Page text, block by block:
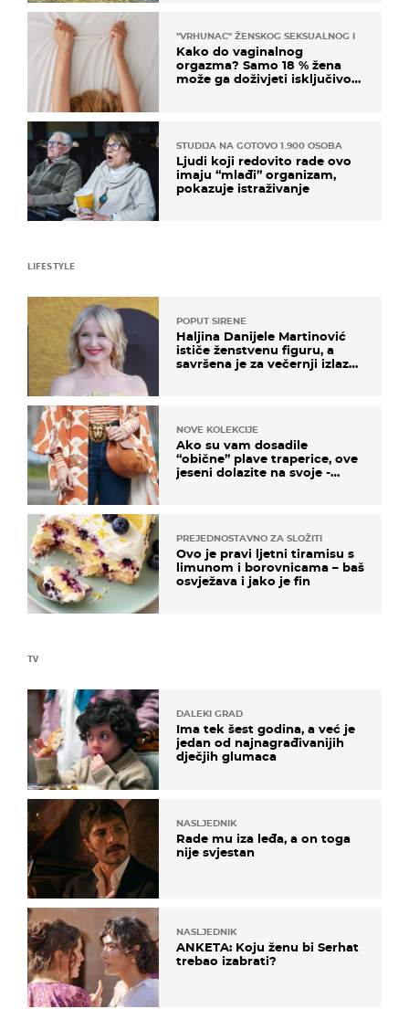
"VRHUNAC" ŽENSKOG SEKSUALNOG ISKUSTVA
Kako do vaginalnog
orgazma? Samo 18 % žena
može ga doživjeti isključivo
STUDIJA NA GOTOVO 1.900 OSOBA
Ljudi koji redovito rade ovo
imaju “mlađi” organizam,
pokazuje istraživanje
TV
DALEKI GRAD
Ima tek šest godina, a već je
jedan od najnagrađivanijih
dječjih glumaca
NASLJEDNIK
Rade mu iza leđa, a on toga
nije svjestan
NASLJEDNIK
ANKETA: Koju ženu bi Serhat
trebao izabrati?
LIFESTYLE
POPUT SIRENE
Haljina Danijele Martinović
ističe ženstvenu figuru, a
savršena je za večernji izlazak
NOVE KOLEKCIJE
Ako su vam dosadile
“obične” plave traperice, ove
jeseni dolazite na svoje -
PREJEDNOSTAVNO ZA SLOŽITI
Ovo je pravi ljetni tiramisu s
limunom i borovnicama – baš
osvježava i jako je fin